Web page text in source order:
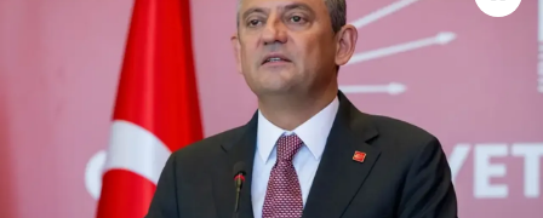
RESMİ İLANLAR
Bize ulaşın
İletişim/Künye